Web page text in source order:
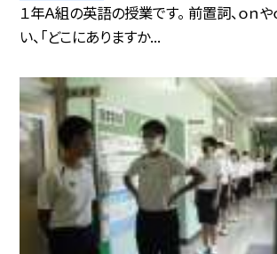
１年Ａ組の英語の授業です。 前置詞、ｏｎや
い、「どこにありますか...